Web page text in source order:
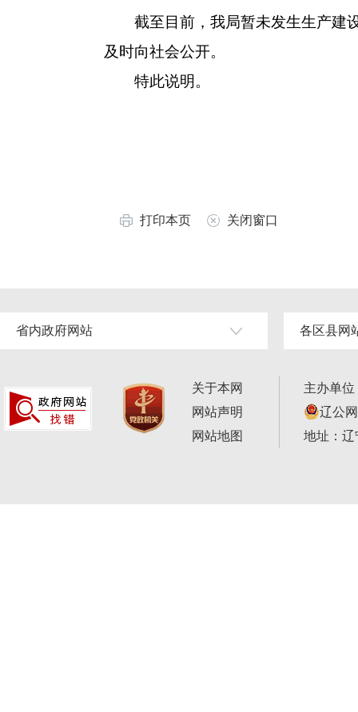
截至目前，我局暂未发生生产建设
及时向社会公开。
特此说明。
打印本页 关闭窗口
省内政府网站 各区县网
关于本网
网站声明
网站地图
主办单
辽公
地址：辽